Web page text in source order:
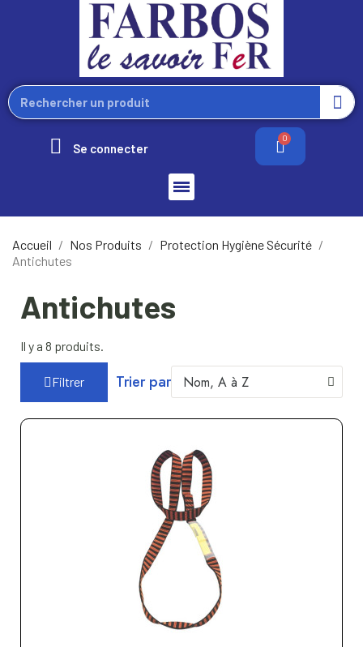
Se connecter
Accueil Nos Produits
Protection Hygiène Sécurité
Antichutes
Antichutes
Il y a 8 produits.
Filtrer Trier par